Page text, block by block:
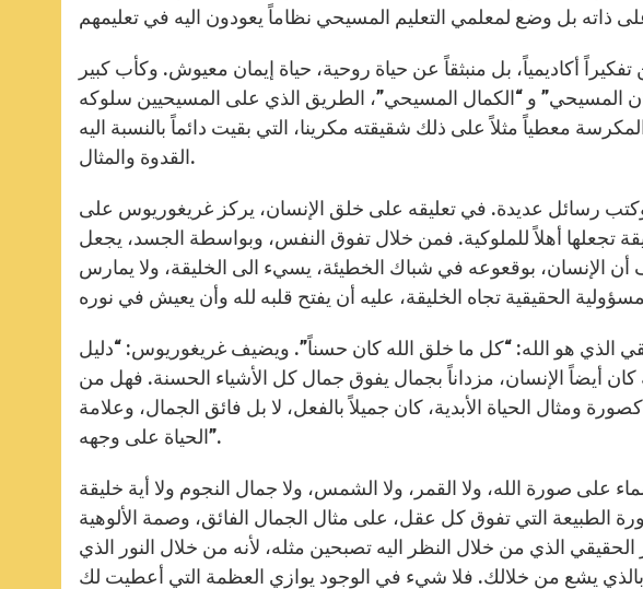
أكاديمياً، بل منبثقاً عن حياة روحية، حياة إيمان معيوش. وكأب كبير
المسيحي” و “الكمال المسيحي”، الطريق الذي على المسيحيين سلوكه
المكرسة معطياً مثلاً على ذلك شقيقته مكرينا، التي بقيت دائماً بالنسبة اليه
القدوة والمثال.
رسائل عديدة. في تعليقه على خلق الإنسان، يركز غريغوريوس على
تجعلها أهلاً للملوكية. فمن خلال تفوق النفس، وبواسطة الجسد، يجعل
أن الإنسان، بوقعوعه في شباك الخطيئة، يسيء الى الخليقة، ولا يمارس
الذي هو الله: “كل ما خلق الله كان حسناً”. ويضيف غريغوريوس: “دليل
أيضاً الإنسان، مزداناً بجمال يفوق جمال كل الأشياء الحسنة. فهل من
ومثال الحياة الأبدية، كان جميلاً بالفعل، لا بل فائق الجمال، وعلامة
الحياة على وجهه”.
على صورة الله، ولا القمر، ولا الشمس، ولا جمال النجوم ولا أية خليقة
التي تفوق كل عقل، على مثال الجمال الفائق، وصمة الألوهية
الحقيقي الذي من خلال النظر اليه تصبحين مثله، لأنه من خلال النور الذي